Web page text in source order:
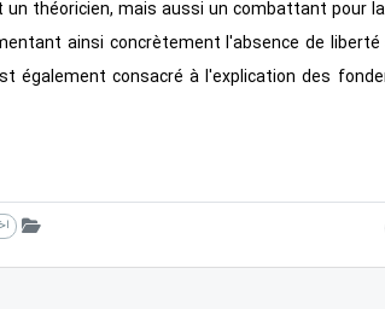
un théoricien, mais aussi un combattant pour
ainsi concrètement l'absence de
également consacré à l'explication des